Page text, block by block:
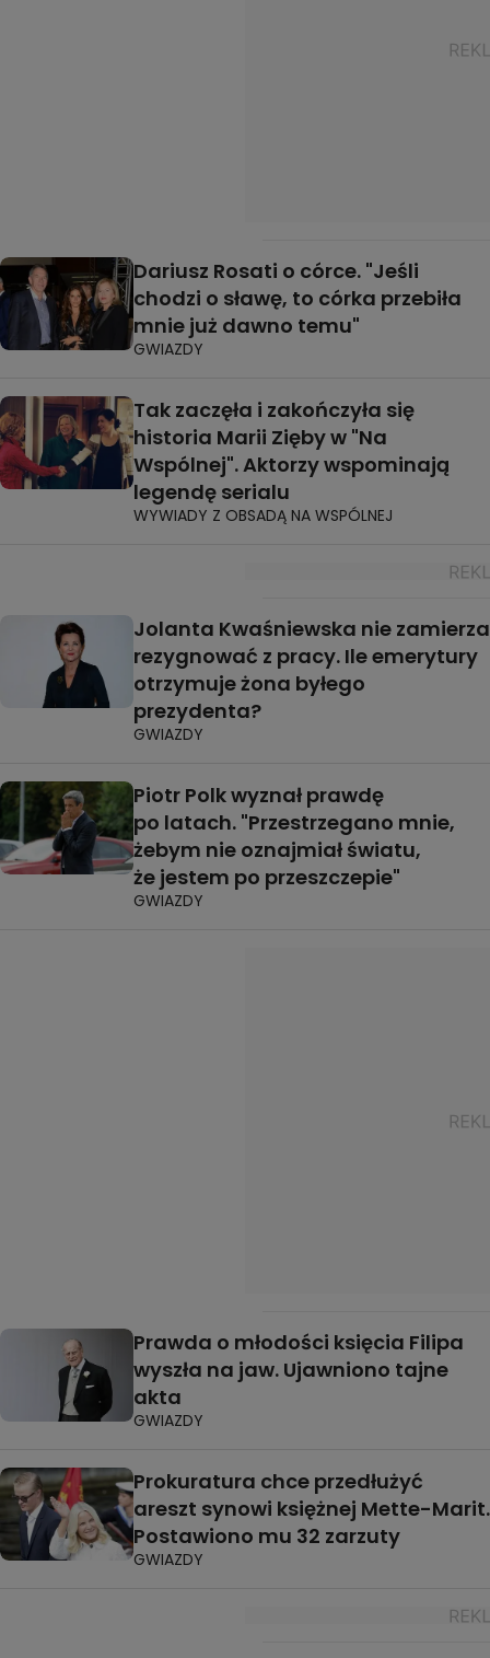
Dariusz Rosati o córce. "Jeśli
chodzi o sławę, to córka przebiła
mnie już dawno temu"
GWIAZDY
Tak zaczęła i zakończyła się
historia Marii Zięby w "Na
Wspólnej". Aktorzy wspominają
legendę serialu
WYWIADY Z OBSADĄ NA WSPÓLNEJ
Jolanta Kwaśniewska nie zamierza
rezygnować z pracy. Ile emerytury
otrzymuje żona byłego
prezydenta?
GWIAZDY
Piotr Polk wyznał prawdę
po latach. "Przestrzegano mnie,
żebym nie oznajmiał światu,
że jestem po przeszczepie"
GWIAZDY
Prawda o młodości księcia Filipa
wyszła na jaw. Ujawniono tajne
akta
GWIAZDY
Prokuratura chce przedłużyć
areszt synowi księżnej Mette-Marit.
Postawiono mu 32 zarzuty
GWIAZDY